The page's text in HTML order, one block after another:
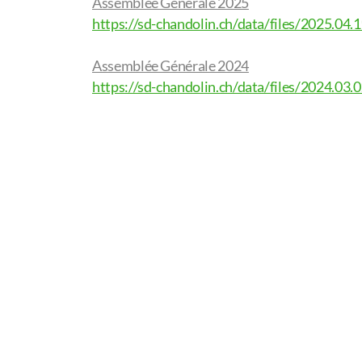
https://sd-chandolin.ch/data/files/
Assemblée Générale 2024
https://sd-chandolin.ch/data/files/